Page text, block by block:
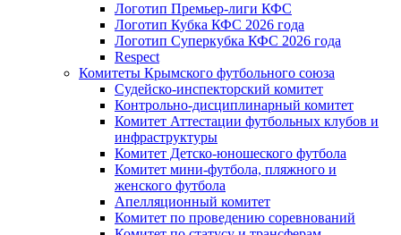
Логотип Премьер-лиги КФС
Логотип Кубка КФС 2026 года
Логотип Суперкубка КФС 2026 года
Respect
Комитеты Крымского футбольного союза
Судейско-инспекторский комитет
Контрольно-дисциплинарный комитет
Комитет Аттестации футбольных клубов и
инфраструктуры
Комитет Детско-юношеского футбола
Комитет мини-футбола, пляжного и
женского футбола
Апелляционный комитет
Комитет по проведению соревнований